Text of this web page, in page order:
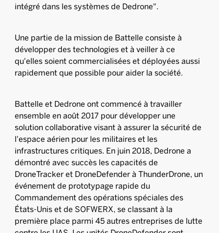
intégré dans les systèmes de Dedrone".
Une partie de la mission de Battelle consiste à
développer des technologies et à veiller à ce
qu'elles soient commercialisées et déployées aussi
rapidement que possible pour aider la société.
Battelle et Dedrone ont commencé à travailler
ensemble en août 2017 pour développer une
solution collaborative visant à assurer la sécurité de
l'espace aérien pour les militaires et les
infrastructures critiques. En juin 2018, Dedrone a
démontré avec succès les capacités de
DroneTracker et DroneDefender à ThunderDrone, un
événement de prototypage rapide du
Commandement des opérations spéciales des
États-Unis et de SOFWERX, se classant à la
première place parmi 45 autres entreprises de lutte